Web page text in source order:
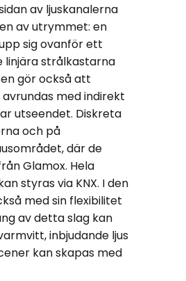
av ljuskanalerna
av utrymmet: en
sig ovanför ett
linjära strålkastarna
gör också att
med indirekt
utseendet. Diskreta
och på
där de
Glamox. Hela
styras via KNX. I den
med sin flexibilitet
av detta slag kan
inbjudande ljus
kan skapas med